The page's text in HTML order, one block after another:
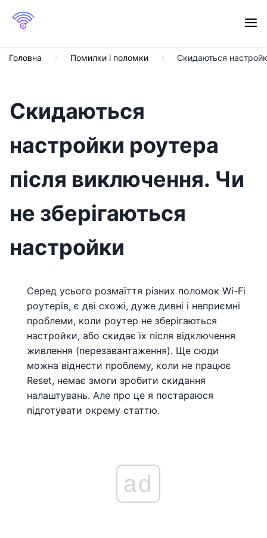
Головна Помилки і поломки Скидаються
Скидаються
настройки роутера
після виключення. Чи
не зберігаються
настройки
Серед усього розмаїття різних поломок Wi-Fi
роутерів, є дві схожі, дуже дивні і неприємні
проблеми, коли роутер не зберігаються
настройки, або скидає їх після відключення
живлення (перезавантаження). Ще сюди
можна віднести проблему, коли не працює
Reset, немає змоги зробити скидання
налаштувань. Але про це я постараюся
підготувати окрему статтю.
ad